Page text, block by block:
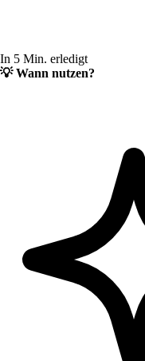
In 5 Min. erledigt
💡Wann nutzen?